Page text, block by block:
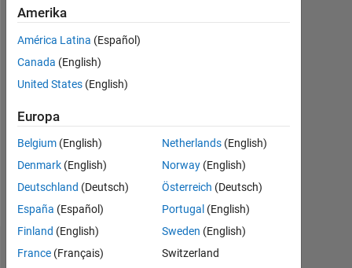
Aktiv
seit
2021
0
Following:
0
Follow
Dashboard
Amerika
América Latina (Español)
Canada (English)
United States (English)
Europa
Belgium (English)
Denmark (English)
Deutschland (Deutsch)
España (Español)
Finland (English)
France (Français)
Netherlands (English)
Norway (English)
Österreich (Deutsch)
Portugal (English)
Sweden (English)
Switzerland